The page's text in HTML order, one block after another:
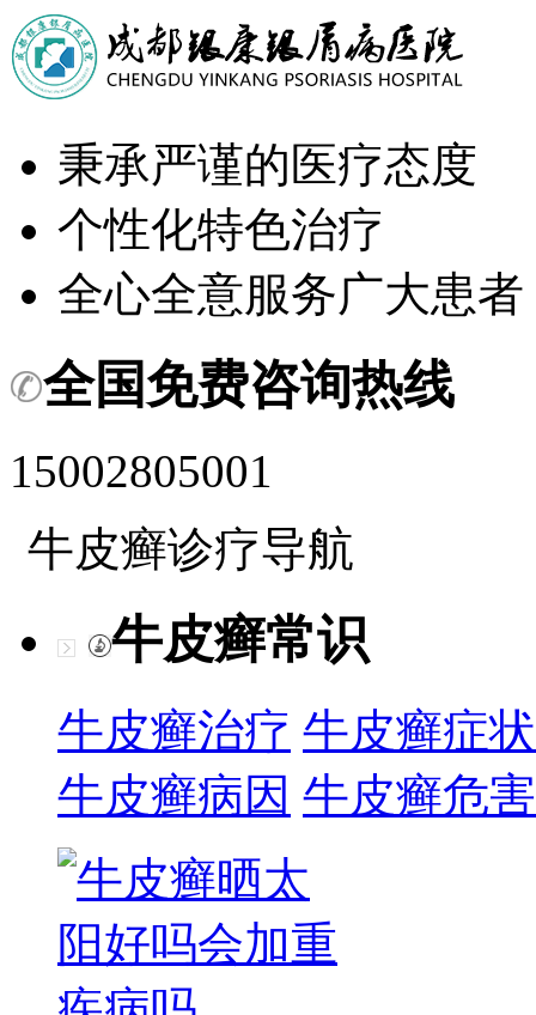
秉承严谨的医疗态度
个性化特色治疗
全心全意服务广大患者
全国免费咨询热线
15002805001
牛皮癣诊疗导航
牛皮癣常识
牛皮癣治疗 牛皮癣症状
牛皮癣病因 牛皮癣危害